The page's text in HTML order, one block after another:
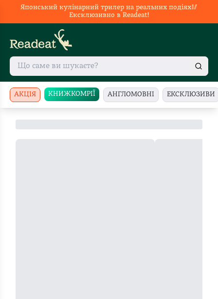
Японський кулінарний трилер на реальних подіях🥢
Ексклюзивно в Readeat!
АКЦІЯ КНИЖКОМРІЇ АНГЛОМОВНІ ЕКСКЛЮЗИВИ